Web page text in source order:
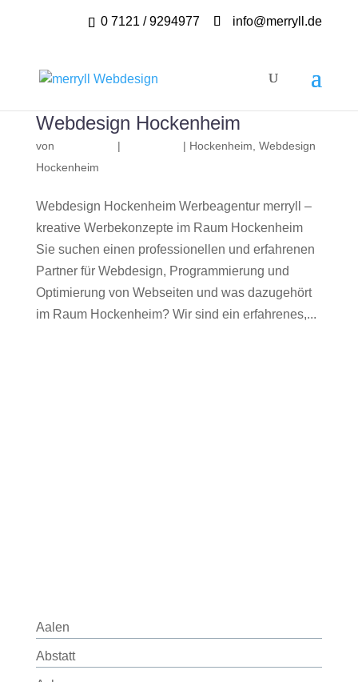
0 7121 / 9294977 info@merryll.de
Webdesign Hockenheim
von | | Hockenheim Webdesign
Hockenheim
Webdesign Hockenheim Werbeagentur merryll –
kreative Werbekonzepte im Raum Hockenheim
Sie suchen einen professionellen und erfahrenen
Partner für Webdesign, Programmierung und
Optimierung von Webseiten und was dazugehört
im Raum Hockenheim? Wir sind ein erfahrenes,...
Aalen
Abstatt